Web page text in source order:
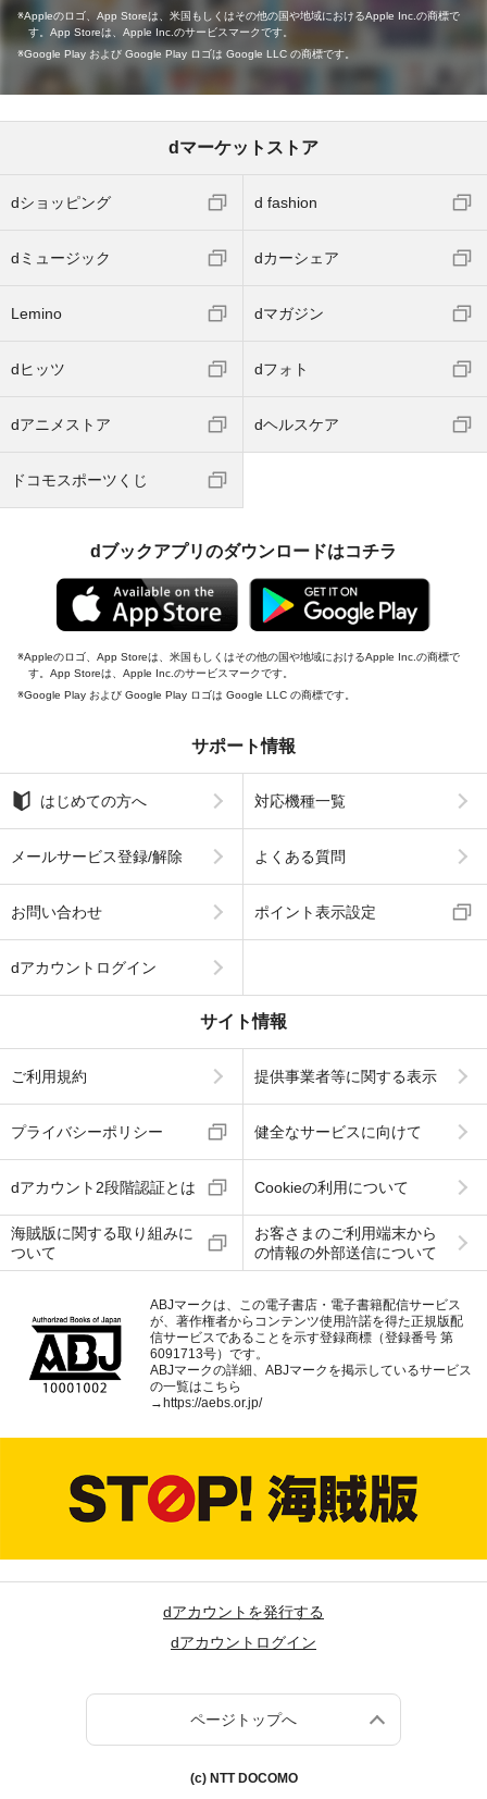
Appleのロゴ、App Storeは、米国もしくはその他の国や地域におけるApple Inc.の商標で
す。App Storeは、Apple Inc.のサービスマークです。
Google Play および Google Play ロゴは Google LLC の商標です。
dマーケットストア
dショッピング d fashion
dミュージック dカーシェア
Lemino dマガジン
dヒッツ dフォト
dアニメストア dヘルスケア
ドコモスポーツくじ
dブックアプリのダウンロードはコチラ
Appleのロゴ、App Storeは、米国もしくはその他の国や地域におけるApple Inc.の商標で
す。App Storeは、Apple Inc.のサービスマークです。
Google Play および Google Play ロゴは Google LLC の商標です。
サポート情報
はじめての方へ 対応機種一覧
メールサービス登録/解除 よくある質問
お問い合わせ ポイント表示設定
dアカウントログイン
サイト情報
ご利用規約 提供事業者等に関する表示
プライバシーポリシー 健全なサービスに向けて
dアカウント2段階認証とは Cookieの利用について
海賊版に関する取り組みに
ついて
お客さまのご利用端末から
の情報の外部送信について
ABJマークは、この電子書店・電子書籍配信サービス
が、著作権者からコンテンツ使用許諾を得た正規版配
信サービスであることを示す登録商標（登録番号 第
6091713号）です。
ABJマークの詳細、ABJマークを掲示しているサービス
の一覧はこちら
→ https://aebs.or.jp/
dアカウントを発行する
dアカウントログイン
ページトップへ
(c) NTT DOCOMO